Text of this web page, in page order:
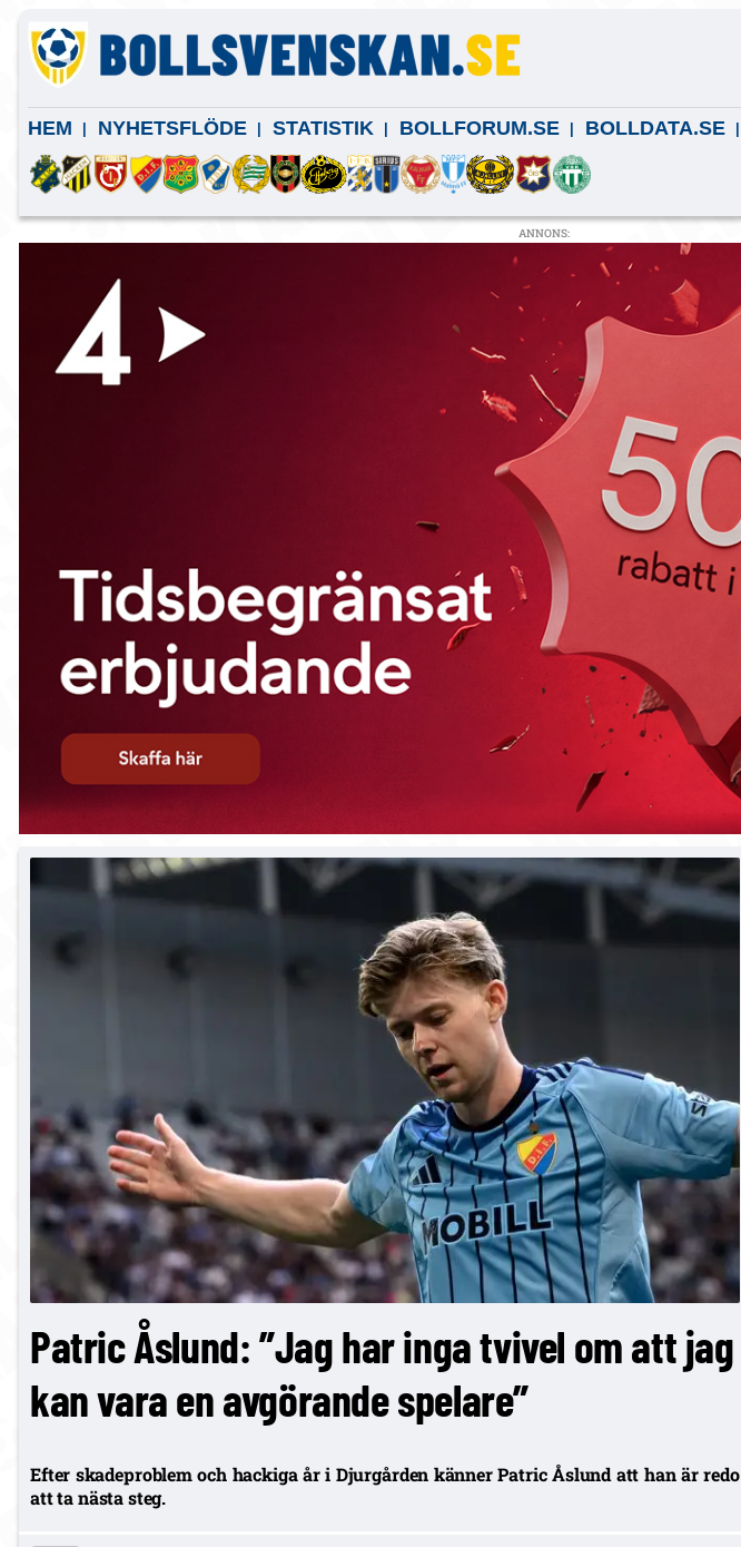
HEM NYHETSFLÖDE STATISTIK BOLLFORUM.SE BOLLDATA.SE
ANNONS:
Patric Åslund: ”Jag har inga tvivel om att jag
kan vara en avgörande spelare”
Efter skadeproblem och hackiga år i Djurgården känner Patric Åslund att han är redo
att ta nästa steg.